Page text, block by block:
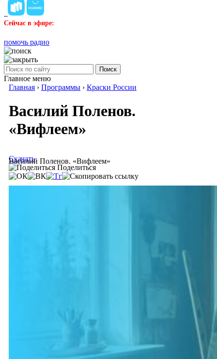
Сейчас в эфире:
помочь радио
Поиск
Главное меню
Главная › Программы › Краски России
Василий Поленов.
«Вифлеем»
Василий Поленов. «Вифлеем»
Скачать
Поделиться